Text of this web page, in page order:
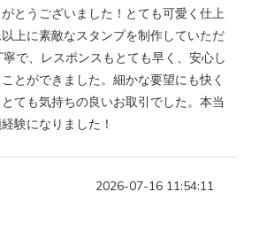
とうございました！とても可愛く仕上
上に素敵なスタンプを制作していただ
で、レスポンスもとても早く、安心し
とができました。細かな要望にも快く
ても気持ちの良いお取引でした。本当
験になりました！
2026-07-16 11:54:11